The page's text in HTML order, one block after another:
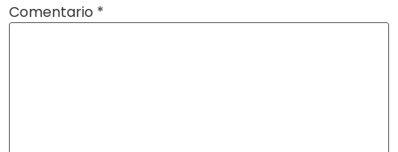
Comentario *